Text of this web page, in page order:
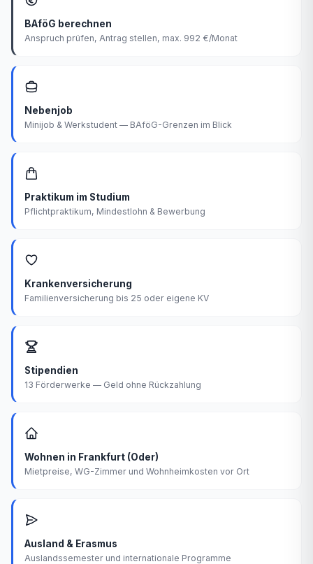
BAföG berechnen
Anspruch prüfen, Antrag stellen, max. 992 €/Monat
Nebenjob
Minijob & Werkstudent — BAföG-Grenzen im Blick
Praktikum im Studium
Pflichtpraktikum, Mindestlohn & Bewerbung
Krankenversicherung
Familienversicherung bis 25 oder eigene KV
Stipendien
13 Förderwerke — Geld ohne Rückzahlung
Wohnen in Frankfurt (Oder)
Mietpreise, WG-Zimmer und Wohnheimkosten vor Ort
Ausland & Erasmus
Auslandssemester und internationale Programme